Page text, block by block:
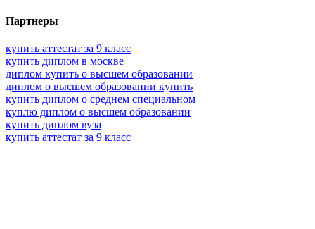
Партнеры
купить аттестат за 9 класс
купить диплом в москве
диплом купить о высшем образовании
диплом о высшем образовании купить
купить диплом о среднем специальном
куплю диплом о высшем образовании
купить диплом вуза
купить аттестат за 9 класс